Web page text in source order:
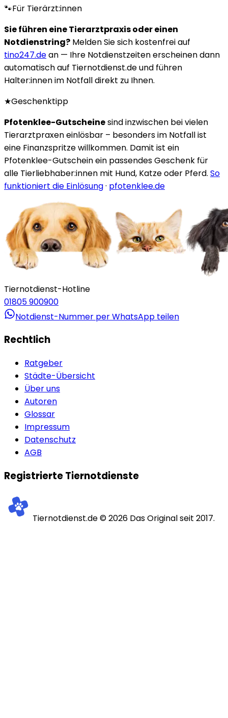
🐾Für Tierärzt:innen
Sie führen eine Tierarztpraxis oder einen
Notdienstring? Melden Sie sich kostenfrei auf
tino247.dean — Ihre Notdienstzeiten erscheinen dann
automatisch auf Tiernotdienst.de und führen
Halter:innen im Notfall direkt zu Ihnen.
★Geschenktipp
Pfotenklee-Gutscheinesind inzwischen bei vielen
Tierarztpraxen einlösbar – besonders im Notfall ist
eine Finanzspritze willkommen. Damit ist ein
Pfotenklee-Gutschein ein passendes Geschenk für
alle Tierliebhaber:innen mit Hund, Katze oder Pferd. So
funktioniert die Einlösung· pfotenklee.de
Tiernotdienst-Hotline
01805 900900
Notdienst-Nummer per WhatsApp teilen
Rechtlich
Ratgeber
Städte-Übersicht
Über uns
Autoren
Glossar
Impressum
Datenschutz
AGB
Registrierte Tiernotdienste
Tiernotdienst.de ©2026 Das Original seit 2017.